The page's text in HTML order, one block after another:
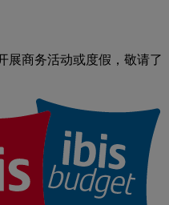
展商务活动或度假，敬请了